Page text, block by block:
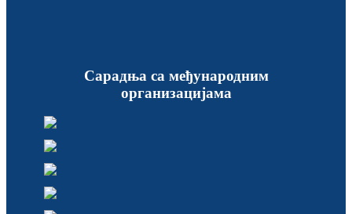
Сарадња са међународним
организацијама